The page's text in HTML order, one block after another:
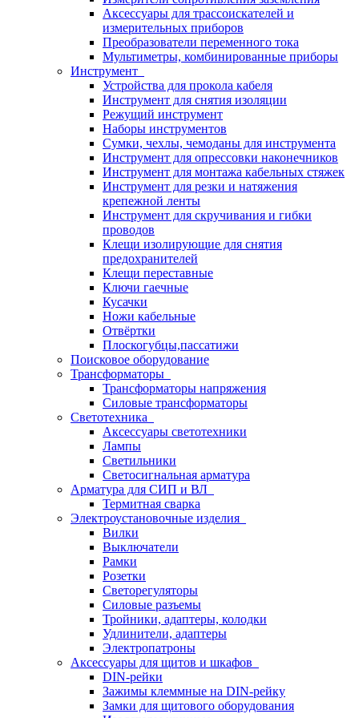
Аксессуары для трассоискателей и
измерительных приборов
Преобразователи переменного тока
Мультиметры, комбинированные приборы
Инструмент
Устройства для прокола кабеля
Инструмент для снятия изоляции
Режущий инструмент
Наборы инструментов
Сумки, чехлы, чемоданы для инструмента
Инструмент для опрессовки наконечников
Инструмент для монтажа кабельных стяжек
Инструмент для резки и натяжения
крепежной ленты
Инструмент для скручивания и гибки
проводов
Клещи изолирующие для снятия
предохранителей
Клещи переставные
Ключи гаечные
Кусачки
Ножи кабельные
Отвёртки
Плоскогубцы,пассатижи
Поисковое оборудование
Трансформаторы
Трансформаторы напряжения
Силовые трансформаторы
Светотехника
Аксессуары светотехники
Лампы
Светильники
Светосигнальная арматура
Арматура для СИП и ВЛ
Термитная сварка
Электроустановочные изделия
Вилки
Выключатели
Рамки
Розетки
Светорегуляторы
Силовые разъемы
Тройники, адаптеры, колодки
Удлинители, адаптеры
Электропатроны
Аксессуары для щитов и шкафов
DIN-рейки
Зажимы клеммные на DIN-рейку
Замки для щитового оборудования